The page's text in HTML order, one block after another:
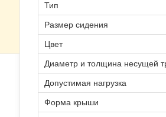
Тип
Размер сидения
Цвет
Диаметр и толщина несущей
Допустимая нагрузка
Форма крыши